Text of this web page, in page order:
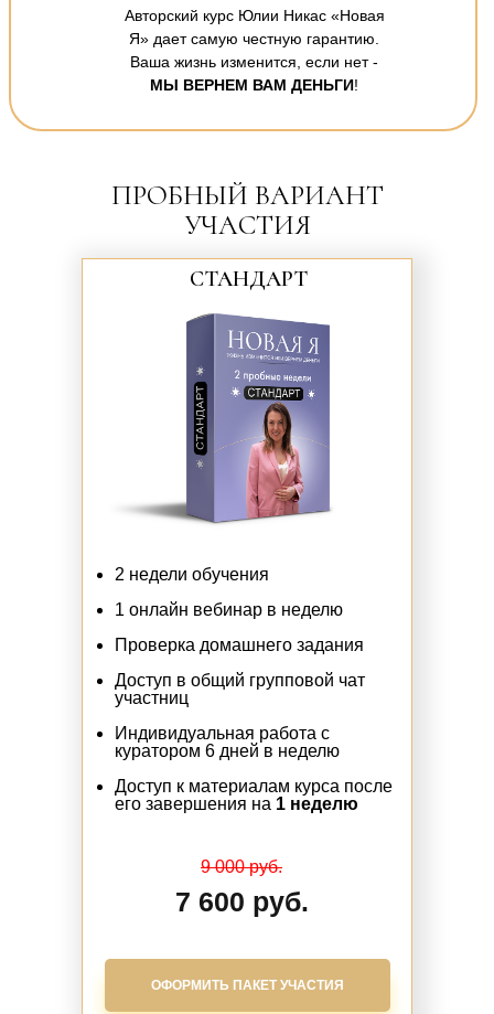
Авторский курс Юлии Никас «Новая
Я» дает самую честную гарантию.
Ваша жизнь изменится, если нет -
МЫ ВЕРНЕМ ВАМ ДЕНЬГИ!
ПРОБНЫЙ ВАРИАНТ
УЧАСТИЯ
7 600 руб.
9 000 руб.
2 недели обучения
1 онлайн вебинар в неделю
Проверка домашнего задания
Доступ в общий групповой чат
участниц
Индивидуальная работа с
куратором 6 дней в неделю
Доступ к материалам курса после
его завершения на 1 неделю
ОФОРМИТЬ ПАКЕТ УЧАСТИЯ
СТАНДАРТ